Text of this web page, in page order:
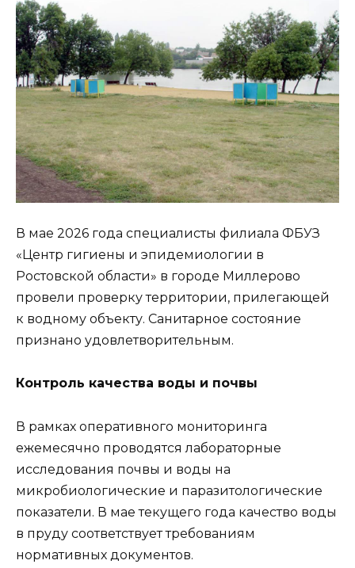
В мае 2026 года специалисты филиала ФБУЗ
«Центр гигиены и эпидемиологии в
Ростовской области» в городе Миллерово
провели проверку территории, прилегающей
к водному объекту. Санитарное состояние
признано удовлетворительным.
Контроль качества воды и почвы
В рамках оперативного мониторинга
ежемесячно проводятся лабораторные
исследования почвы и воды на
микробиологические и паразитологические
показатели. В мае текущего года качество воды
в пруду соответствует требованиям
нормативных документов.